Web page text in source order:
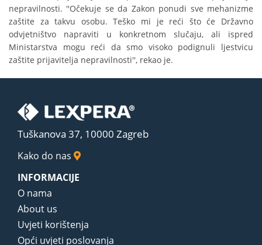
nepravilnosti. ''Očekuje se da Zakon ponudi sve mehanizme
zaštite za takvu osobu. Teško mi je reći što će Državno
odvjetništvo napraviti u konkretnom slučaju, ali ispred
Ministarstva mogu reći da smo visoko podignuli ljestvicu
zaštite prijavitelja nepravilnosti'', rekao je.
Tuškanova 37, 10000 Zagreb
Kako do nas
INFORMACIJE
O nama
About us
Uvjeti korištenja
Opći uvjeti poslovanja